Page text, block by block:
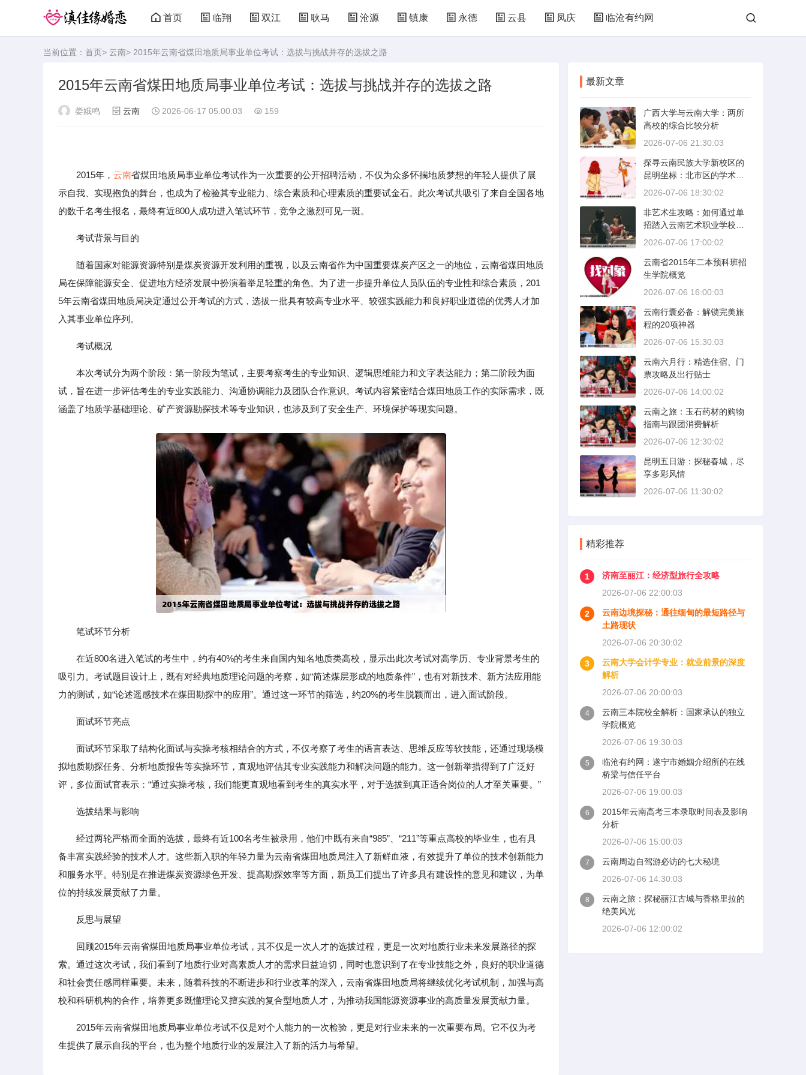
首页 临翔 双江 耿马 沧源 镇康 永德 云县 凤庆 临沧有约网
当前位置： 首页> 云南> 2015年云南省煤田地质局事业单位考试：选拔与挑战并存的选拔之路
2015年云南省煤田地质局事业单位考试：选拔与挑战并存的选拔之路
娄娥鸣 云南 2026-06-17 05:00:03 159
2015年， 云南省煤田地质局事业单位考试作为一次重要的公开招聘活动，不仅为众多怀揣地质梦想的年轻人提供了展
示自我、实现抱负的舞台，也成为了检验其专业能力、综合素质和心理素质的重要试金石。此次考试共吸引了来自全国各地
的数千名考生报名，最终有近800人成功进入笔试环节，竞争之激烈可见一斑。
考试背景与目的
随着国家对能源资源特别是煤炭资源开发利用的重视，以及云南省作为中国重要煤炭产区之一的地位，云南省煤田地质
局在保障能源安全、促进地方经济发展中扮演着举足轻重的角色。为了进一步提升单位人员队伍的专业性和综合素质，201
5年云南省煤田地质局决定通过公开考试的方式，选拔一批具有较高专业水平、较强实践能力和良好职业道德的优秀人才加
入其事业单位序列。
考试概况
本次考试分为两个阶段：第一阶段为笔试，主要考察考生的专业知识、逻辑思维能力和文字表达能力；第二阶段为面
试，旨在进一步评估考生的专业实践能力、沟通协调能力及团队合作意识。考试内容紧密结合煤田地质工作的实际需求，既
涵盖了地质学基础理论、矿产资源勘探技术等专业知识，也涉及到了安全生产、环境保护等现实问题。
笔试环节分析
在近800名进入笔试的考生中，约有40%的考生来自国内知名地质类高校，显示出此次考试对高学历、专业背景考生的
吸引力。考试题目设计上，既有对经典地质理论问题的考察，如“简述煤层形成的地质条件”，也有对新技术、新方法应用能
力的测试，如“论述遥感技术在煤田勘探中的应用”。通过这一环节的筛选，约20%的考生脱颖而出，进入面试阶段。
面试环节亮点
面试环节采取了结构化面试与实操考核相结合的方式，不仅考察了考生的语言表达、思维反应等软技能，还通过现场模
拟地质勘探任务、分析地质报告等实操环节，直观地评估其专业实践能力和解决问题的能力。这一创新举措得到了广泛好
评，多位面试官表示：“通过实操考核，我们能更直观地看到考生的真实水平，对于选拔到真正适合岗位的人才至关重要。”
选拔结果与影响
经过两轮严格而全面的选拔，最终有近100名考生被录用，他们中既有来自“985”、“211”等重点高校的毕业生，也有具
备丰富实践经验的技术人才。这些新入职的年轻力量为云南省煤田地质局注入了新鲜血液，有效提升了单位的技术创新能力
和服务水平。特别是在推进煤炭资源绿色开发、提高勘探效率等方面，新员工们提出了许多具有建设性的意见和建议，为单
位的持续发展贡献了力量。
反思与展望
回顾2015年云南省煤田地质局事业单位考试，其不仅是一次人才的选拔过程，更是一次对地质行业未来发展路径的探
索。通过这次考试，我们看到了地质行业对高素质人才的需求日益迫切，同时也意识到了在专业技能之外，良好的职业道德
和社会责任感同样重要。未来，随着科技的不断进步和行业改革的深入，云南省煤田地质局将继续优化考试机制，加强与高
校和科研机构的合作，培养更多既懂理论又擅实践的复合型地质人才，为推动我国能源资源事业的高质量发展贡献力量。
2015年云南省煤田地质局事业单位考试不仅是对个人能力的一次检验，更是对行业未来的一次重要布局。它不仅为考
生提供了展示自我的平台，也为整个地质行业的发展注入了新的活力与希望。
最新文章
广西大学与云南大学：两所
高校的综合比较分析
2026-07-06 21:30:03
探寻云南民族大学新校区的
昆明坐标：北市区的学术绿
洲
2026-07-06 18:30:02
非艺术生攻略：如何通过单
招踏入云南艺术职业学校的
艺术殿堂
2026-07-06 17:00:02
云南省2015年二本预科班招
生学院概览
2026-07-06 16:00:03
云南行囊必备：解锁完美旅
程的20项神器
2026-07-06 15:30:03
云南六月行：精选住宿、门
票攻略及出行贴士
2026-07-06 14:00:02
云南之旅：玉石药材的购物
指南与跟团消费解析
2026-07-06 12:30:02
昆明五日游：探秘春城，尽
享多彩风情
2026-07-06 11:30:02
精彩推荐
1
济南至丽江：经济型旅行全攻略
2026-07-06 22:00:03
2
云南边境探秘：通往缅甸的最短路径与
土路现状
2026-07-06 20:30:02
3
云南大学会计学专业：就业前景的深度
解析
2026-07-06 20:00:03
4
云南三本院校全解析：国家承认的独立
学院概览
2026-07-06 19:30:03
5
临沧有约网：遂宁市婚姻介绍所的在线
桥梁与信任平台
2026-07-06 19:00:03
6
2015年云南高考三本录取时间表及影响
分析
2026-07-06 15:00:03
7
云南周边自驾游必访的七大秘境
2026-07-06 14:30:03
8
云南之旅：探秘丽江古城与香格里拉的
绝美风光
2026-07-06 12:00:02